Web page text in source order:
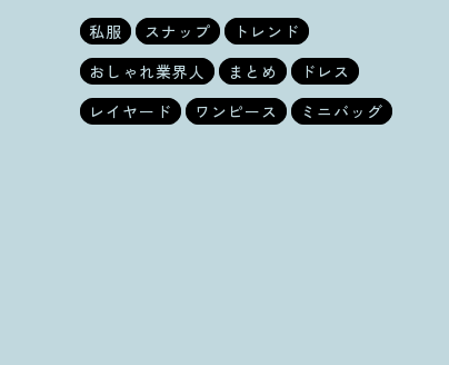
私服 スナップ
トレンド
おしゃれ業界人
まとめ
ドレス
レイヤード
ワンピース ミニバッグ